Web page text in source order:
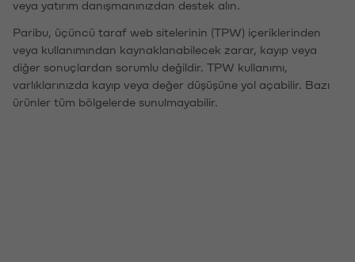
veya yatırım danışmanınızdan destek alın.
Paribu, üçüncü taraf web sitelerinin (TPW) içeriklerinden
veya kullanımından kaynaklanabilecek zarar, kayıp veya
diğer sonuçlardan sorumlu değildir. TPW kullanımı,
varlıklarınızda kayıp veya değer düşüşüne yol açabilir. Bazı
ürünler tüm bölgelerde sunulmayabilir.